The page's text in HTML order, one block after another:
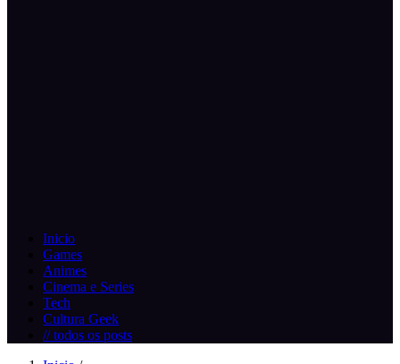
Inicio
Games
Animes
Cinema e Series
Tech
Cultura Geek
// todos os posts